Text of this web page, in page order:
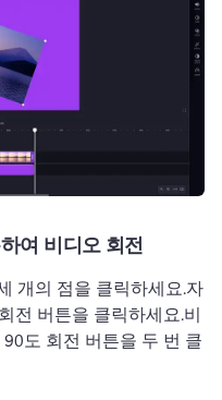
여 비디오 회전
개의 점을 클릭하세요.자
전 버튼을 클릭하세요.비
도 회전 버튼을 두 번 클